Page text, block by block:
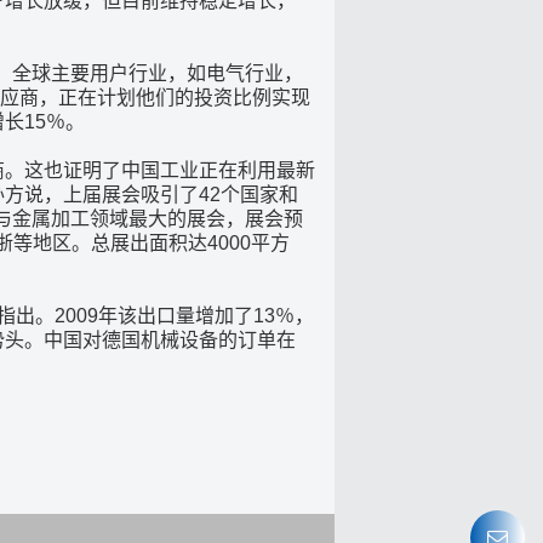
球主要用户行业，如电气行业，
商，正在计划他们的投资比例实现
15％。
这也证明了中国工业正在利用最新
说，上届展会吸引了42个国家和
金属加工领域最大的展会，展会预
等地区。总展出面积达4000平方
。2009年该出口量增加了13％，
。中国对德国机械设备的订单在